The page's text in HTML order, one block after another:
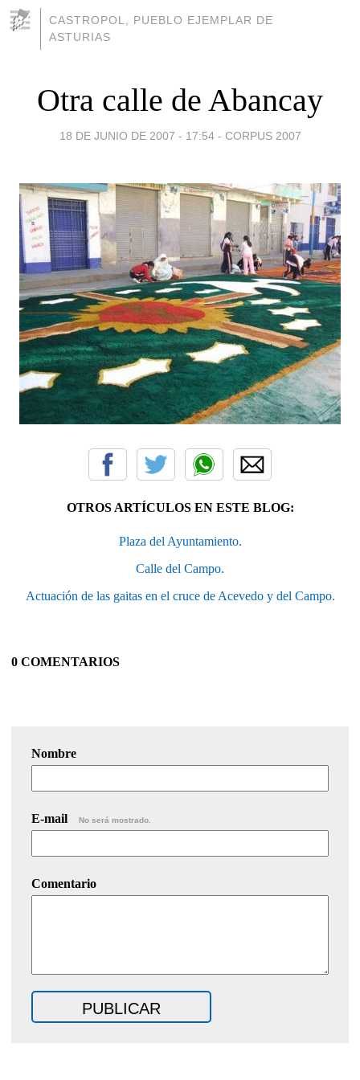
CASTROPOL, PUEBLO EJEMPLAR DE
ASTURIAS
Otra calle de Abancay
18 DE JUNIO DE 2007 - 17:54 - CORPUS 2007
OTROS ARTÍCULOS EN ESTE BLOG:
Plaza del Ayuntamiento.
Calle del Campo.
Actuación de las gaitas en el cruce de Acevedo y del Campo.
0 COMENTARIOS
Nombre
E-mail No será mostrado.
Comentario